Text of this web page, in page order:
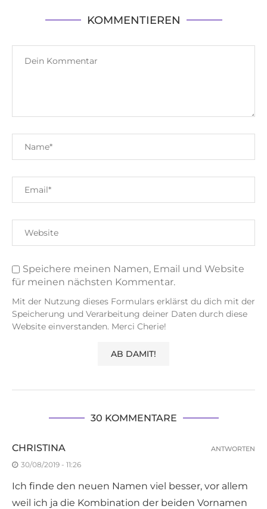
KOMMENTIEREN
Speichere meinen Namen, Email und Website
für meinen nächsten Kommentar.
Mit der Nutzung dieses Formulars erklärst du dich mit der
Speicherung und Verarbeitung deiner Daten durch diese
Website einverstanden. Merci Cherie!
30 KOMMENTARE
CHRISTINA
30/08/2019 - 11:26
Ich finde den neuen Namen viel besser, vor allem
weil ich ja die Kombination der beiden Vornamen
ANTWORTEN